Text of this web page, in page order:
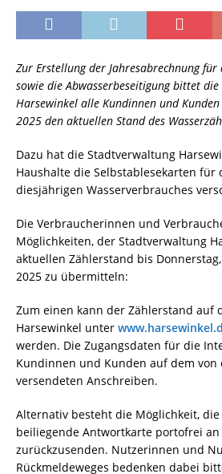
Zur Erstellung der Jahresabrechnung für
sowie die Abwasserbeseitigung bittet
Harsewinkel alle Kundinnen und
2025 den aktuellen Stand des
Dazu hat die Stadtverwaltung
Haushalte die Selbstablesekarten für
diesjährigen Wasserverbrauches
Die Verbraucherinnen und
Möglichkeiten, der Stadtverwaltung
aktuellen Zählerstand bis
2025 zu übermitteln:
Zum einen kann der Zählerstand auf
Harsewinkel unter
werden. Die Zugangsdaten für die
Kundinnen und Kunden auf dem
versendeten Anschreiben.
Alternativ besteht die Möglichkeit,
beiliegende Antwortkarte portofrei
zurückzusenden. Nutzerinnen und
Rückmeldeweges bedenken dabei